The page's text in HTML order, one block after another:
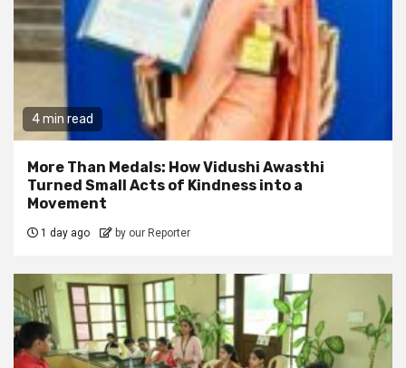
4 min read
More Than Medals: How Vidushi Awasthi
Turned Small Acts of Kindness into a
Movement
1 day ago by our Reporter